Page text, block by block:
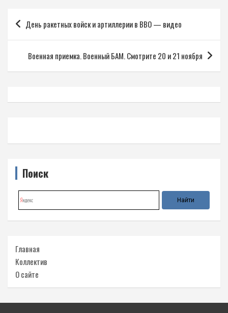
Навигация
по
записям
День ракетных войск и артиллерии в ВВО — видео
Военная приемка. Военный БАМ. Смотрите 20 и 21 ноября
Поиск
Главная
Коллектив
О сайте